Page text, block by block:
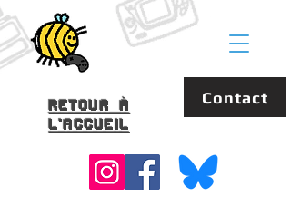
Contact
Retour à
l'accueil